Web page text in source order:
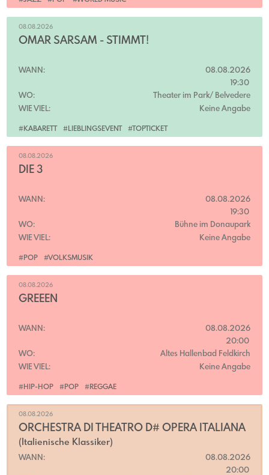
#KABARETT #LIEBLINGSEVENT #TOPTICKET
08.08.2026
OMAR SARSAM - STIMMT!
WANN:
08.08.2026
19:30
WO:
Theater im Park/ Belvedere
WIE VIEL:
Keine Angabe
#POP #VOLKSMUSIK
08.08.2026
DIE 3
WANN:
08.08.2026
19:30
WO:
Bühne im Donaupark
WIE VIEL:
Keine Angabe
#HIP-HOP #POP #REGGAE
08.08.2026
GREEEN
WANN:
08.08.2026
20:00
WO:
Altes Hallenbad Feldkirch
WIE VIEL:
Keine Angabe
08.08.2026
ORCHESTRA DI THEATRO D# OPERA ITALIANA
(Italienische Klassiker)
WANN:
08.08.2026
20:00